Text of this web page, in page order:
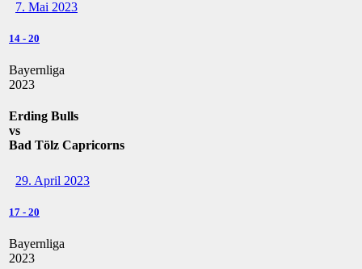
7. Mai 2023
14 - 20
Bayernliga
2023
Erding Bulls
vs
Bad Tölz Capricorns
29. April 2023
17 - 20
Bayernliga
2023